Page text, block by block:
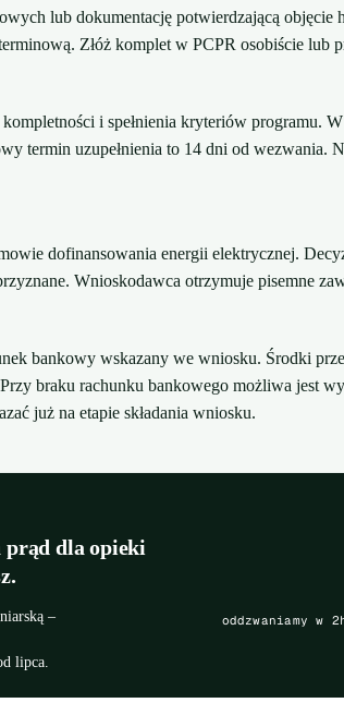
lub dokumentację potwierdzającą objęcie
Złóż komplet w PCPR osobiście lub
i spełnienia kryteriów programu.
termin uzupełnienia to 14 dni od wezwania.
dofinansowania energii elektrycznej.
Wnioskodawca otrzymuje pisemne
bankowy wskazany we wniosku. Środki
braku rachunku bankowego możliwa jest
już na etapie składania wniosku.
prąd dla opieki
–
lipca.
oddzwaniamy w